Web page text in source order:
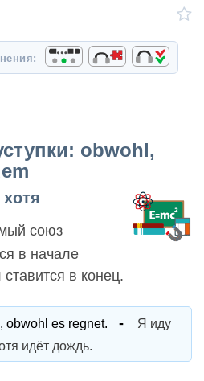
obwohl,
союз
в начале
в конец.
obwohl es regnet.
Я иду
идёт дождь.